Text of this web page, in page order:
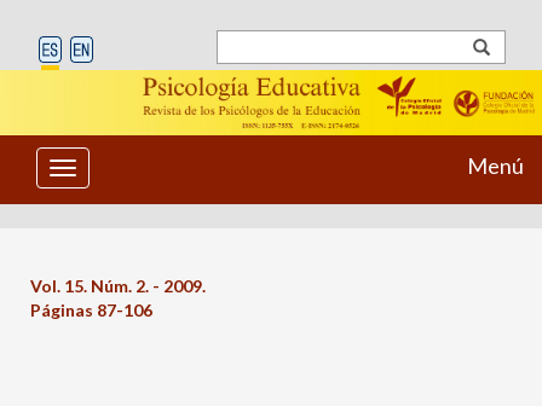
Toggle
navigation
Menú
Vol. 15. Núm. 2. - 2009.
Páginas 87-106